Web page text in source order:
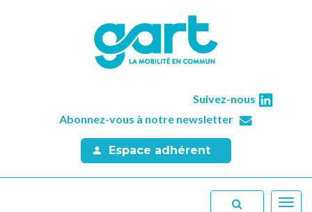
Suivez-nous
Abonnez-vous à notre newsletter
Espace adhérent